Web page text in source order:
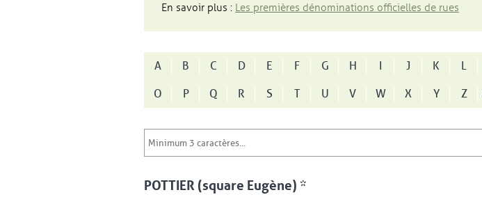
En savoir plus : Les premières dénominations officielles de rues
A B C D E F G H I J K L
O
P Q R S T U V W X Y Z
POTTIER (square Eugène) *